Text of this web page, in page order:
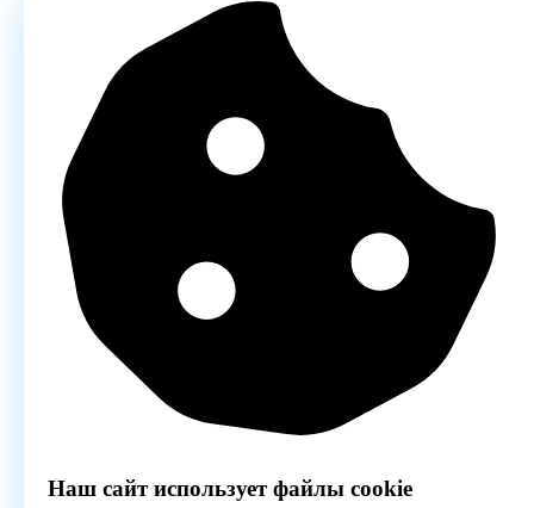
Наш сайт использует файлы cookie